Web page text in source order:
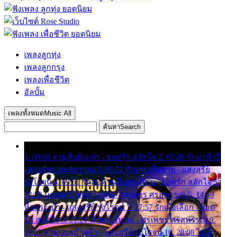
เพลงลูกทุ่ง
เพลงลูกกรุง
เพลงเพื่อชีวิต
อัลบั้ม
เพลงทั้งหมด Music All
ค้นหาSearch
1. 00:00 สามสิบยังแจ๋ว - ยอดรัก สลักใจ 2. 02:49 รักมาห้าปี
- ศรเพชร ศรสุพรรณ 3. 05:57 รักสาวเสื้อลาย - แสงสุรีย์
รุ่งโรจน์ 4. 09:51 รักสะท้านดินสะเทือน - ยอดรัก สลักใจ 5.
12:23 มอเตอร์ไซค์ทำหล่น - ศรเพชร ศรสุพรรณ 6. 14:49
หิ้วกระเป๋า - แสงสุรีย์ รุ่งโรจน์ 7. 17:57 รักเผื่อเลือก - ยอด
รัก สลักใจ 8. 21:21 น้ำตาไอ้หนุ่ม - ศรเพชร ศรสุพรรณ 9.
24:27 สามเณรกำพร้า - แสงสุรีย์ รุ่งโรจน์ 10. 28:08 ไม่มี